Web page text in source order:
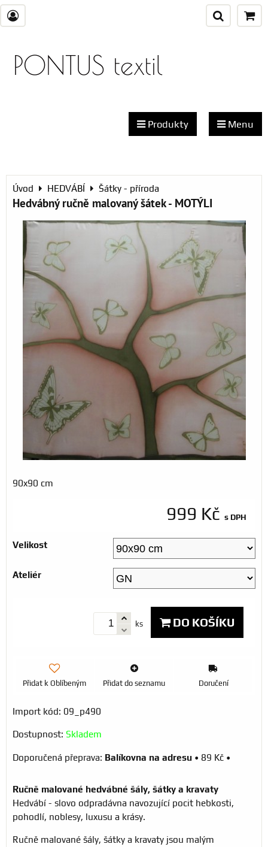
PONTUS textil
Produkty Menu
Úvod HEDVÁBÍ Šátky - příroda
Hedvábný ručně malovaný šátek - MOTÝLI
90x90 cm
999 Kč s DPH
Velikost
Ateliér
ks DO KOŠÍKU
Přidat k Oblíbeným Přidat do seznamu Doručení
Import kód: 09_p490
Dostupnost: Skladem
Balíkovna na adresu • 89 Kč •
Ručně malované hedvábné šály, šátky a kravaty
Hedvábí - slovo odpradávna navozující pocit hebkosti,
pohodlí, noblesy, luxusu a krásy.
Ručně malované šály, šátky a kravaty jsou malým